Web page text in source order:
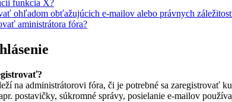
funkcia X?
ohľadom obťažujúcich e-mailov alebo právnych
aministrátora fóra?
na administrátorovi fóra, či je potrebné sa zaregistrovať
postavičky, súkromné správy, posielanie e-mailov